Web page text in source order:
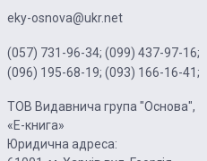
eky-osnova@ukr.net
(057) 731-96-34; (099) 437-97-16;
(096) 195-68-19; (093) 166-16-41;
ТОВ Видавнича група "Основа",
«Е-книга»
Юридична адреса: